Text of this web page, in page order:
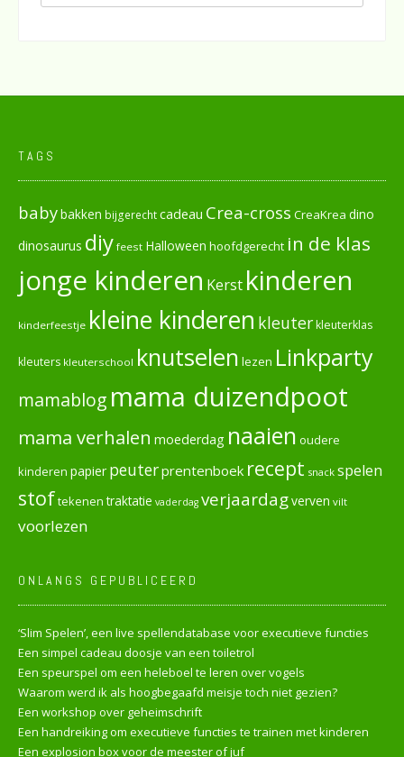
TAGS
babybakken bijgerechtcadeau Crea-cross CreaKrea dino
dinosaurus diy feest Halloween hoofdgerecht in de klas
jonge kinderen Kerst kinderen
kinderfeestje kleine kinderen kleuterkleuterklas
kleuters kleuterschool knutselen lezen Linkparty
mamablog mama duizendpoot
mama verhalen moederdag naaien oudere
kinderen papier peuterprentenboek recept snack spelen
stoftekenen traktatie vaderdag verjaardagverven vilt
voorlezen
ONLANGS GEPUBLICEERD
‘Slim Spelen’, een live spellendatabase voor executieve functies
Een simpel cadeau doosje van een toiletrol
Een speurspel om een heleboel te leren over vogels
Waarom werd ik als hoogbegaafd meisje toch niet gezien?
Een workshop over geheimschrift
Een handreiking om executieve functies te trainen met kinderen
Een explosion box voor de meester of juf